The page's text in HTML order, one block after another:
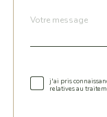
Fieldset
Message
*
j'ai pris
relatives au